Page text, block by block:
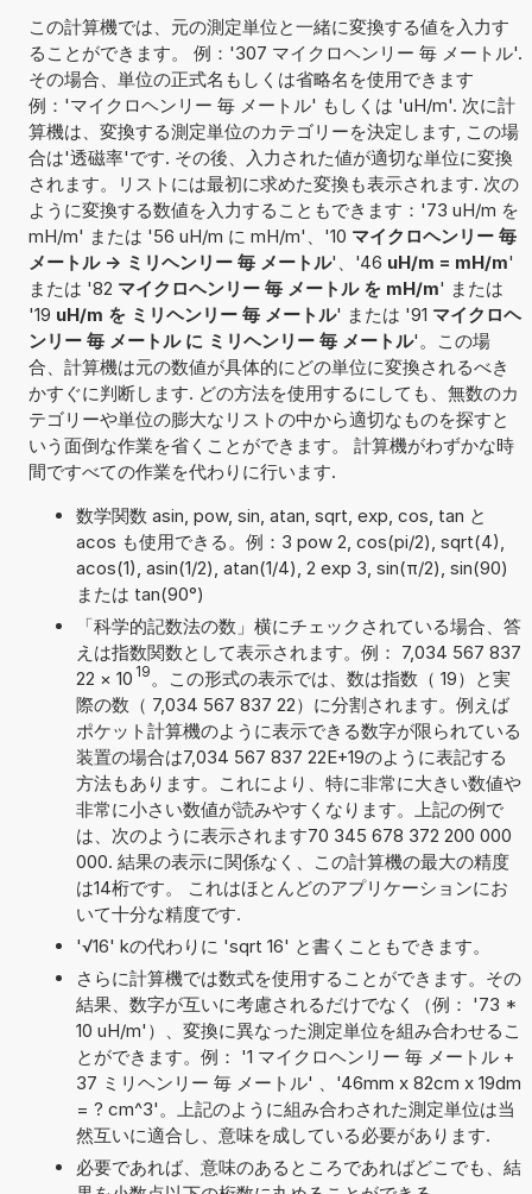
この計算機では、元の測定単位と一緒に変換する値を入力す
ることができます。 例：'307 マイクロヘンリー 毎 メートル'.
その場合、単位の正式名もしくは省略名を使用できます
例：'マイクロヘンリー 毎 メートル' もしくは 'uH/m'. 次に計
算機は、変換する測定単位のカテゴリーを決定します, この場
合は'透磁率'です. その後、入力された値が適切な単位に変換
されます。リストには最初に求めた変換も表示されます. 次の
ように変換する数値を入力することもできます：'73 uH/m を
mH/m' または '56 uH/m に mH/m'、'10 マイクロヘンリー 毎
メートル -> ミリヘンリー 毎 メートル'、'46 uH/m = mH/m'
または '82 マイクロヘンリー 毎 メートル を mH/m' または
'19 uH/m を ミリヘンリー 毎 メートル' または '91 マイクロヘ
ンリー 毎 メートル に ミリヘンリー 毎 メートル'。この場
合、計算機は元の数値が具体的にどの単位に変換されるべき
かすぐに判断します. どの方法を使用するにしても、無数のカ
テゴリーや単位の膨大なリストの中から適切なものを探すと
いう面倒な作業を省くことができます。 計算機がわずかな時
間ですべての作業を代わりに行います.
数学関数 asin, pow, sin, atan, sqrt, exp, cos, tan と
acos も使用できる。例：3 pow 2, cos(pi/2), sqrt(4),
acos(1), asin(1/2), atan(1/4), 2 exp 3, sin(π/2), sin(90)
または tan(90°)
「科学的記数法の数」横にチェックされている場合、答
えは指数関数として表示されます。例： 7,034 567 837
22 × 10 19 。この形式の表示では、数は指数（ 19）と実
際の数（ 7,034 567 837 22）に分割されます。例えば
ポケット計算機のように表示できる数字が限られている
装置の場合は7,034 567 837 22E+19のように表記する
方法もあります。これにより、特に非常に大きい数値や
非常に小さい数値が読みやすくなります。上記の例で
は、次のように表示されます70 345 678 372 200 000
000. 結果の表示に関係なく、この計算機の最大の精度
は14桁です。 これはほとんどのアプリケーションにお
いて十分な精度です.
'√16' kの代わりに 'sqrt 16' と書くこともできます。
さらに計算機では数式を使用することができます。その
結果、数字が互いに考慮されるだけでなく（例： '73 *
10 uH/m'）、変換に異なった測定単位を組み合わせるこ
とができます。例： '1 マイクロヘンリー 毎 メートル +
37 ミリヘンリー 毎 メートル' 、'46mm x 82cm x 19dm
= ? cm^3'。上記のように組み合わされた測定単位は当
然互いに適合し、意味を成している必要があります.
必要であれば、意味のあるところであればどこでも、結